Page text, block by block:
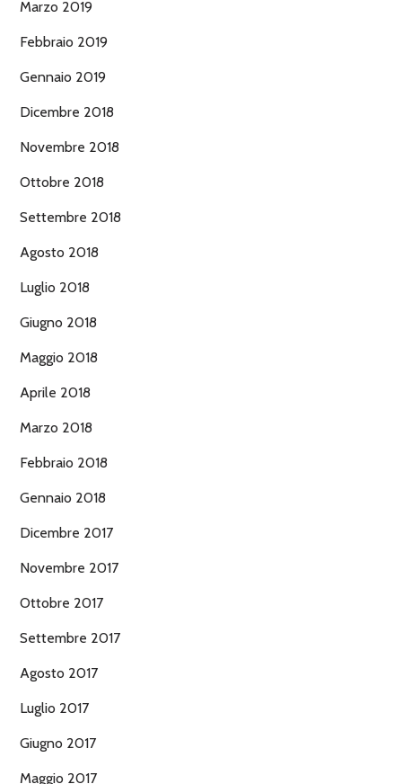
Marzo 2019
Febbraio 2019
Gennaio 2019
Dicembre 2018
Novembre 2018
Ottobre 2018
Settembre 2018
Agosto 2018
Luglio 2018
Giugno 2018
Maggio 2018
Aprile 2018
Marzo 2018
Febbraio 2018
Gennaio 2018
Dicembre 2017
Novembre 2017
Ottobre 2017
Settembre 2017
Agosto 2017
Luglio 2017
Giugno 2017
Maggio 2017